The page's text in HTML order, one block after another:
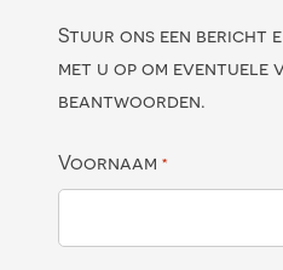
Stuur ons een bericht
met u op om eventuele
beantwoorden.
Voornaam *